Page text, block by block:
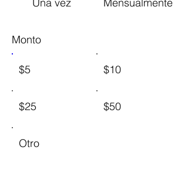
Monto
$5 $10
$25 $50
Otro